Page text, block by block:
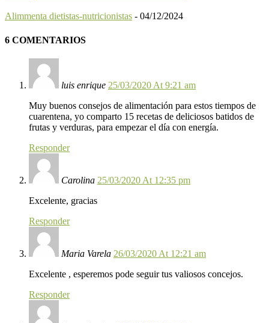
Alimmenta dietistas-nutricionistas - 04/12/2024
6 COMENTARIOS
luis enrique 25/03/2020 At 9:21 am
Muy buenos consejos de alimentación para estos tiempos de
cuarentena, yo comparto 15 recetas de deliciosos batidos de
frutas y verduras, para empezar el día con energía.
Responder
Carolina 25/03/2020 At 12:35 pm
Excelente, gracias
Responder
Maria Varela 26/03/2020 At 12:21 am
Excelente , esperemos pode seguir tus valiosos concejos.
Responder